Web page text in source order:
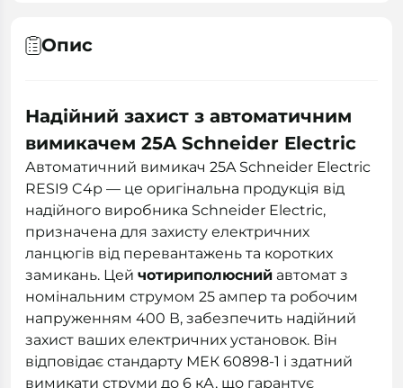
Опис
Надійний захист з автоматичним
вимикачем 25A Schneider Electric
Автоматичний вимикач 25A Schneider Electric
RESI9 C4р — це оригінальна продукція від
надійного виробника Schneider Electric,
призначена для захисту електричних
ланцюгів від перевантажень та коротких
замикань. Цей чотириполюсний автомат з
номінальним струмом 25 ампер та робочим
напруженням 400 В, забезпечить надійний
захист ваших електричних установок. Він
відповідає стандарту МЕК 60898-1 і здатний
вимикати струми до 6 кА, що гарантує